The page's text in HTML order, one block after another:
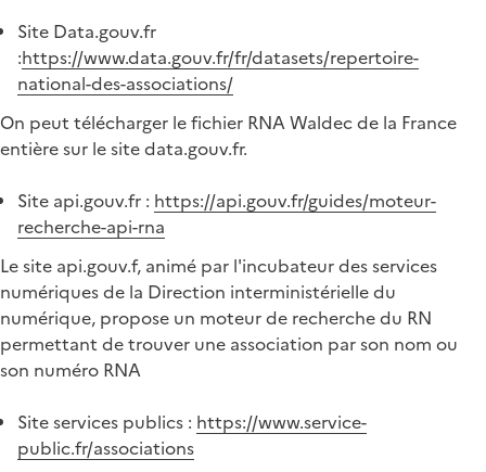
Site Data.gouv.fr
:https://www.data.gouv.fr/fr/datasets/repertoire-
national-des-associations/
On peut télécharger le fichier RNA Waldec de la France
entière sur le site data.gouv.fr.
Site api.gouv.fr : https://api.gouv.fr/guides/moteur-
recherche-api-rna
Le site api.gouv.f, animé par l'incubateur des services
numériques de la Direction interministérielle du
numérique, propose un moteur de recherche du RN
permettant de trouver une association par son nom ou
son numéro RNA
Site services publics : https://www.service-
public.fr/associations